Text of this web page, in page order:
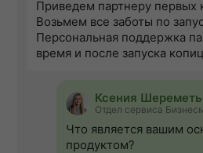
Приведем партнеру первых
Возьмем все заботы по
Персональная поддержка
время и после запуска
Ксения
Отдел сервиса
Что является вашим
продуктом?